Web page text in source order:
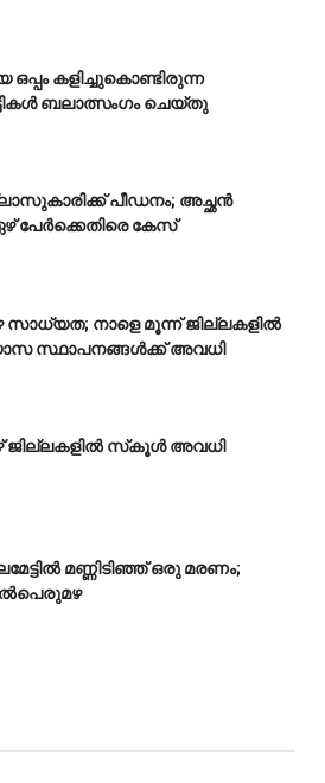
ഒപ്പം കളിച്ചുകൊണ്ടിരുന്ന
ബലാത്സംഗം ചെയ്‌തു
പീഡനം; അച്ഛൻ
പേർക്കെതിരെ കേസ്
സാധ്യത; നാളെ മൂന്ന് ജില്ലകളിൽ
സ്ഥാപനങ്ങൾക്ക് അവധി
ജില്ലകളിൽ സ്‌കൂൾ അവധി
മണ്ണിടിഞ്ഞ് ഒരു മരണം;